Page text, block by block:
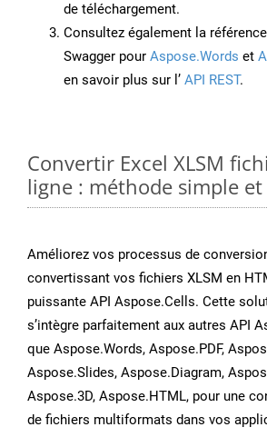
de téléchargement.
Consultez également la référence
Swagger pour Aspose.Words et
en savoir plus sur l’ API REST.
Convertir Excel XLSM
ligne : méthode simple
Améliorez vos processus de
convertissant vos fichiers XLSM en
puissante API Aspose.Cells. Cette
s’intègre parfaitement aux autres API
que Aspose.Words, Aspose.PDF,
Aspose.Slides, Aspose.Diagram,
Aspose.3D, Aspose.HTML, pour une
de fichiers multiformats dans vos